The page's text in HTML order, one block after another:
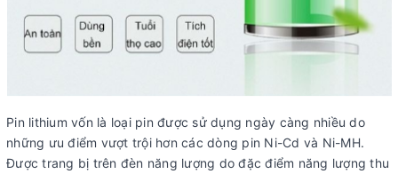
Pin lithium vốn là loại pin được sử dụng ngày càng nhiều do
những ưu điểm vượt trội hơn các dòng pin Ni-Cd và Ni-MH.
Được trang bị trên đèn năng lượng do đặc điểm năng lượng thu